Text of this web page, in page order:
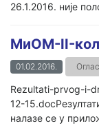
26.1.2016. није
МиОМ-II-
01.02.2016.
Rezultati-prvog-i-
12-
налазе се у